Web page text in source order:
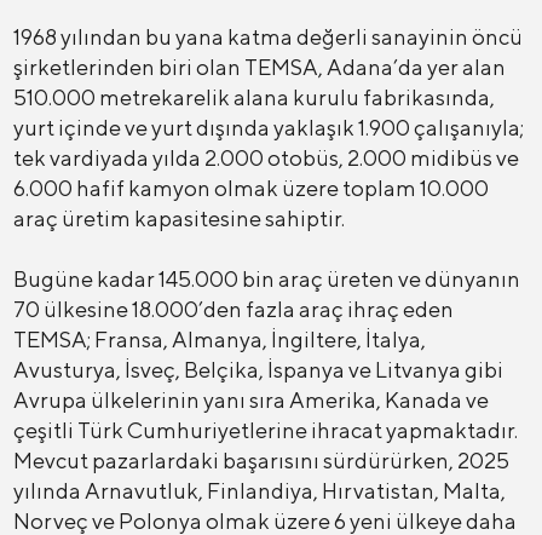
1968 yılından bu yana katma değerli sanayinin öncü
şirketlerinden biri olan TEMSA, Adana’da yer alan
510.000 metrekarelik alana kurulu fabrikasında,
yurt içinde ve yurt dışında yaklaşık 1.900 çalışanıyla;
tek vardiyada yılda 2.000 otobüs, 2.000 midibüs ve
6.000 hafif kamyon olmak üzere toplam 10.000
araç üretim kapasitesine sahiptir.
Bugüne kadar 145.000 bin araç üreten ve dünyanın
70 ülkesine 18.000’den fazla araç ihraç eden
TEMSA; Fransa, Almanya, İngiltere, İtalya,
Avusturya, İsveç, Belçika, İspanya ve Litvanya gibi
Avrupa ülkelerinin yanı sıra Amerika, Kanada ve
çeşitli Türk Cumhuriyetlerine ihracat yapmaktadır.
Mevcut pazarlardaki başarısını sürdürürken, 2025
yılında Arnavutluk, Finlandiya, Hırvatistan, Malta,
Norveç ve Polonya olmak üzere 6 yeni ülkeye daha